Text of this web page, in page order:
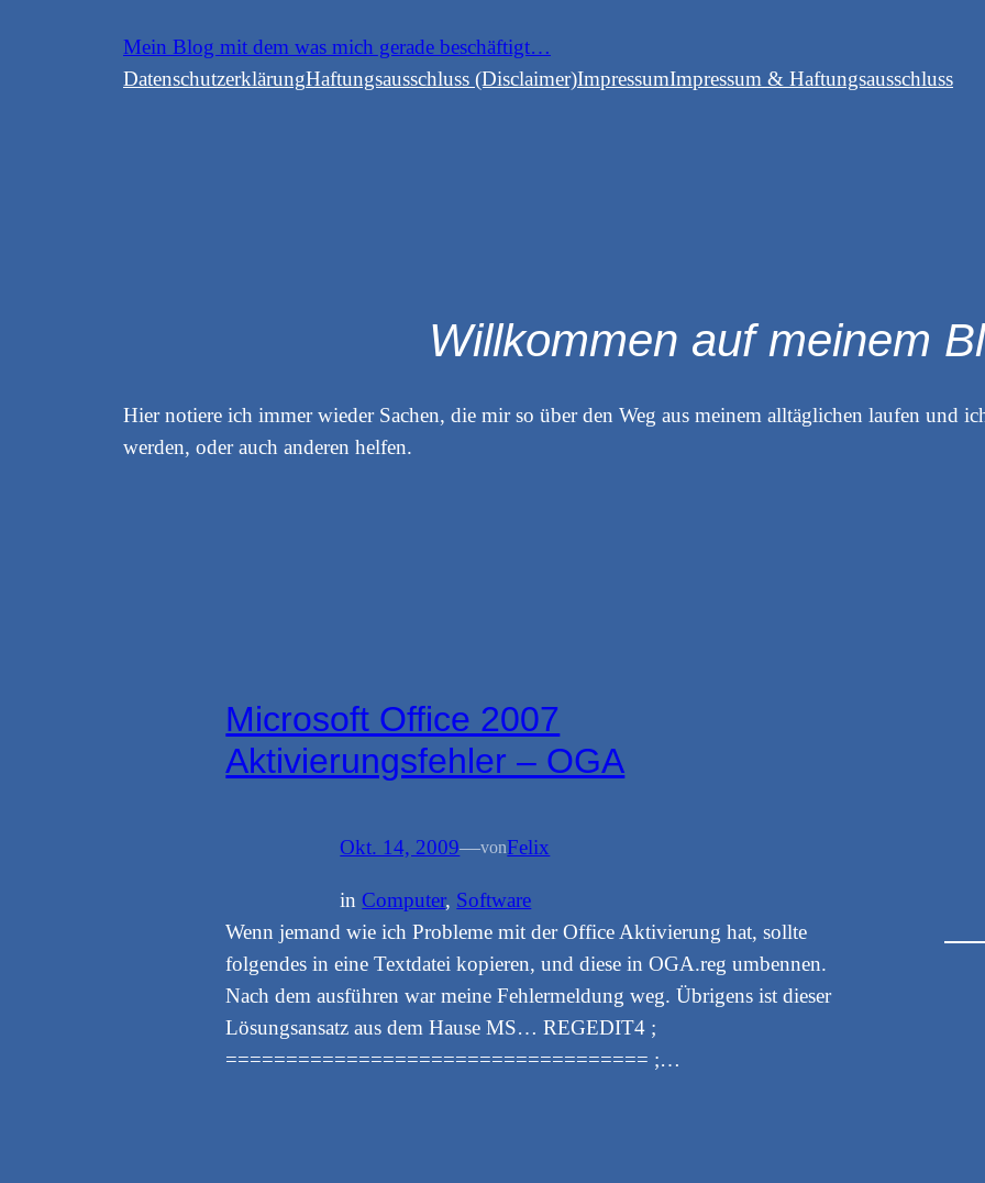
Mein Blog mit dem was mich gerade beschäftigt…
DatenschutzerklärungHaftungsausschluss (Disclaimer)ImpressumImpressum & Haftungsausschluss
Willkommen auf meinem
Hier notiere ich immer wieder Sachen, die mir so über den Weg aus meinem alltäglichen laufen und
werden, oder auch anderen helfen.
Microsoft Office 2007
Aktivierungsfehler – OGA
Okt. 14, 2009—vonFelix
in Computer, Software
Wenn jemand wie ich Probleme mit der Office Aktivierung hat, sollte
folgendes in eine Textdatei kopieren, und diese in OGA.reg umbennen.
Nach dem ausführen war meine Fehlermeldung weg. Übrigens ist dieser
Lösungsansatz aus dem Hause MS… REGEDIT4 ;
=================================== ;…